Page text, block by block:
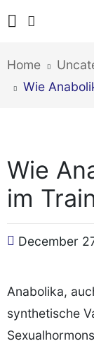
Home
Wie
Wie
im
December
Anabolika,
synthetische